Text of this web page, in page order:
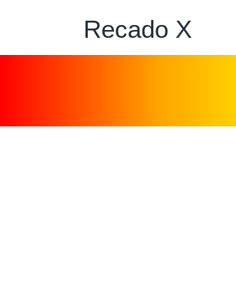
Recado X